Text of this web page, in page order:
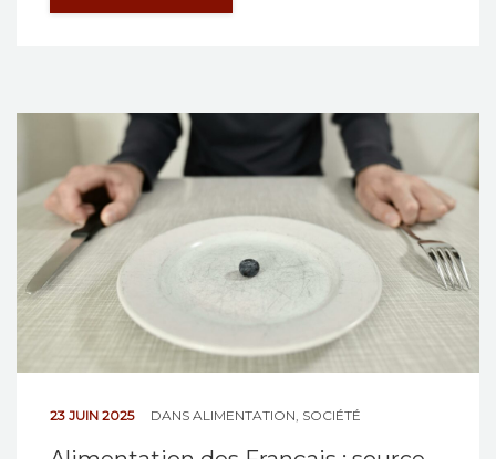
23 JUIN 2025 DANS ALIMENTATION SOCIÉTÉ